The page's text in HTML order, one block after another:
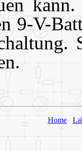
9-V-
Home